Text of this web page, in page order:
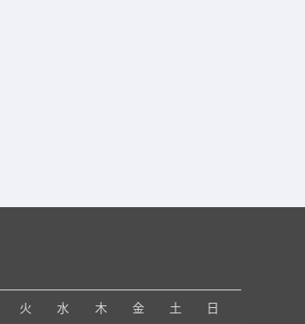
火 水 木 金 土
日